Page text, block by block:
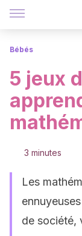
Bébés
5 jeux
3 minutes
Les
de société,